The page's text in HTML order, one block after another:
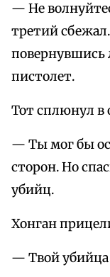
— Не
третий
повернувшись
пистолет.
Тот сплюнул в
— Ты мог бы
сторон. Но
убийц.
Хонган
— Твой убийца